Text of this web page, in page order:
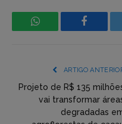
WhatsApp
ARTIGO
Projeto de R$ 135
vai transformar
degradadas